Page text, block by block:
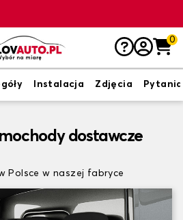
0
Instalacja Zdjęcia Pytania
dostawcze
Polsce w naszej fabryce